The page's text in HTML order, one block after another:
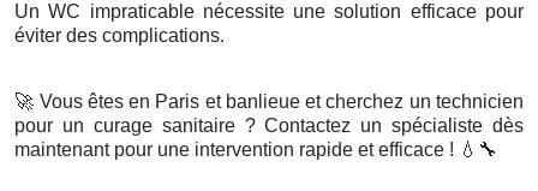
Un WC impraticable nécessite une solution efficace pour
éviter des complications.
🚀 Vous êtes en Paris et banlieue et cherchez un technicien
pour un curage sanitaire ? Contactez un spécialiste dès
maintenant pour une intervention rapide et efficace ! 💧🔧